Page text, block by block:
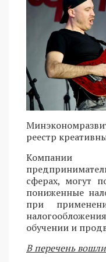
реестр
Компании
сферах, могут
пониженные
при
обучении и
В перечень